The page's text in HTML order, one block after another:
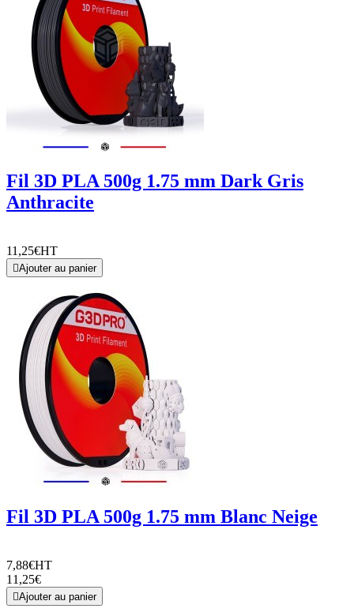
Fil 3D PLA 500g 1.75 mm Dark Gris
Anthracite
11,25€HT
Ajouter au panier
Fil 3D PLA 500g 1.75 mm Blanc Neige
7,88€HT
11,25€
Ajouter au panier